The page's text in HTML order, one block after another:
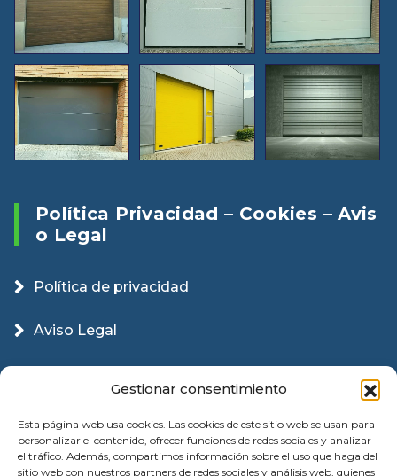
Gestionar consentimiento
Esta página web usa cookies. Las cookies de este sitio web se usan para
personalizar el contenido, ofrecer funciones de redes sociales y analizar
el tráfico. Además, compartimos información sobre el uso que haga del
sitio web con nuestros partners de redes sociales y análisis web, quienes
Política Privacidad – Cookies – Avis
O Legal
Política de privacidad
Aviso Legal